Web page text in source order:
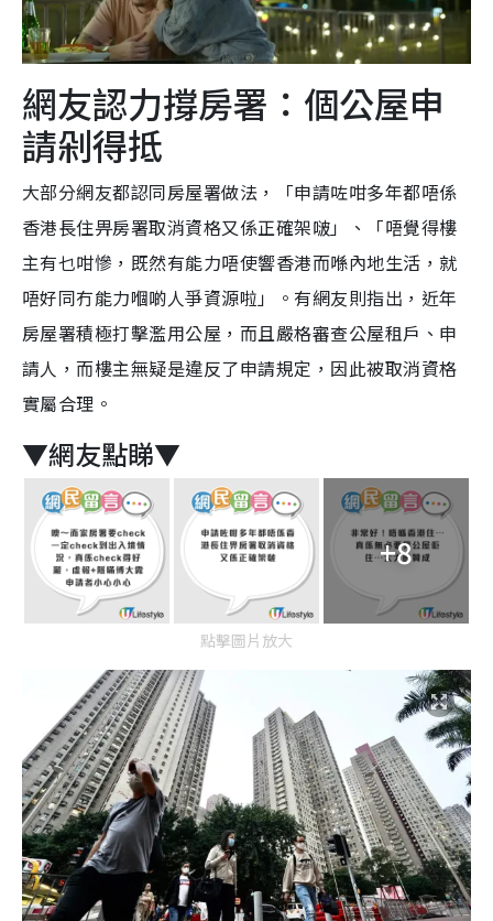
網友認力撐房署：個公屋申
請剁得抵
大部分網友都認同房屋署做法，「申請咗咁多年都唔係
香港長住畀房署取消資格又係正確架啵」、「唔覺得樓
主有乜咁慘，既然有能力唔使響香港而喺內地生活，就
唔好同冇能力嗰啲人爭資源啦」。有網友則指出，近年
房屋署積極打擊濫用公屋，而且嚴格審查公屋租戶、申
請人，而樓主無疑是違反了申請規定，因此被取消資格
實屬合理。
▼網友點睇▼
+8
點擊圖片放大